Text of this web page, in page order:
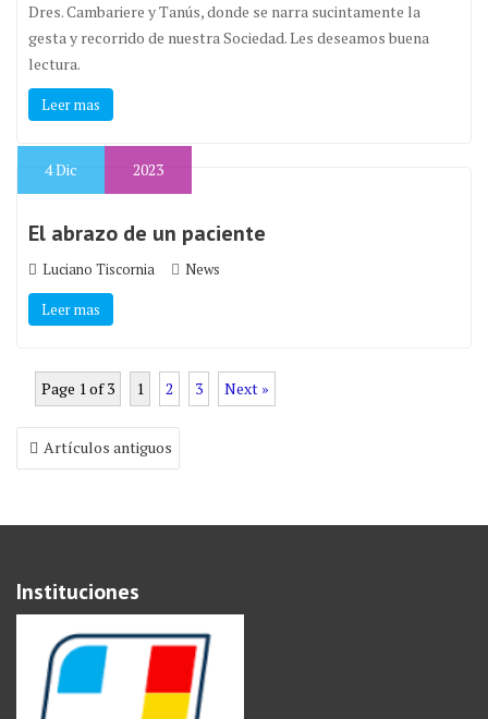
Dres. Cambariere y Tanús, donde se narra sucintamente la
gesta y recorrido de nuestra Sociedad. Les deseamos buena
lectura.
Leer mas
4Dic 2023
El abrazo de un paciente
Luciano Tiscornia News
Leer mas
Page 1 of 3 1 2 3 Next »
Navegación
de
Artículos antiguos
Instituciones